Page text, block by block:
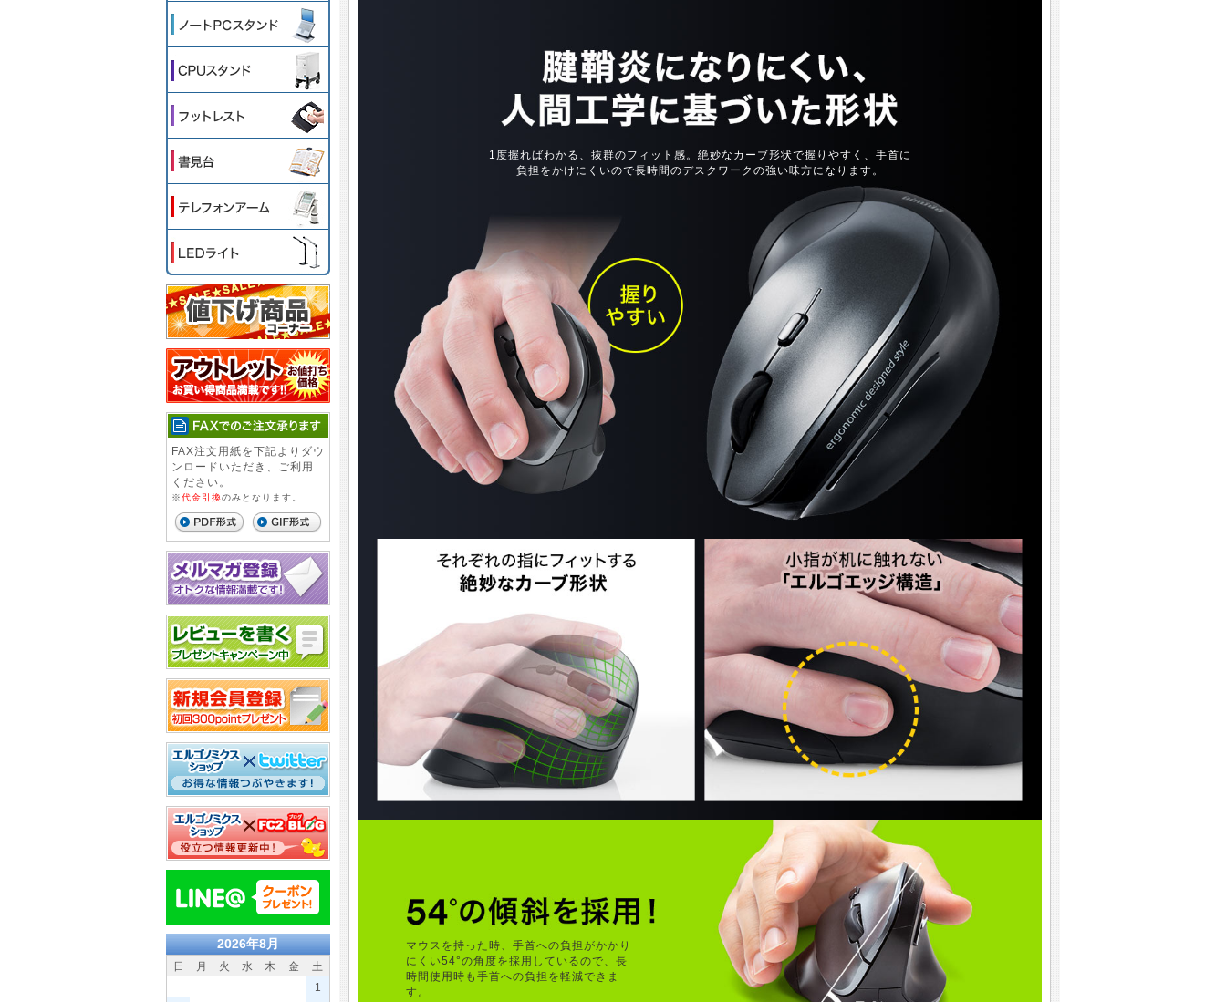
FAX注文用紙を下記よりダウ
ンロードいただき、ご利用
ください。
※代金引換のみとなります。
2026年8月
日 月 火 水 木 金
土
1
1度握ればわかる、抜群のフィット感。絶妙なカーブ形状で握りやすく、手首に
負担をかけにくいので長時間のデスクワークの強い味方になります。
マウスを持った時、手首への負担がかかり
にくい54°の角度を採用しているので、長
時間使用時も手首への負担を軽減できま
す。